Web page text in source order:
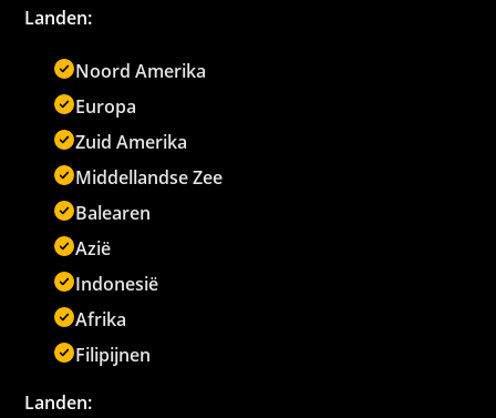
Landen:
Noord Amerika
Europa
Zuid Amerika
Middellandse Zee
Balearen
Azië
Indonesië
Afrika
Filipijnen
Landen: